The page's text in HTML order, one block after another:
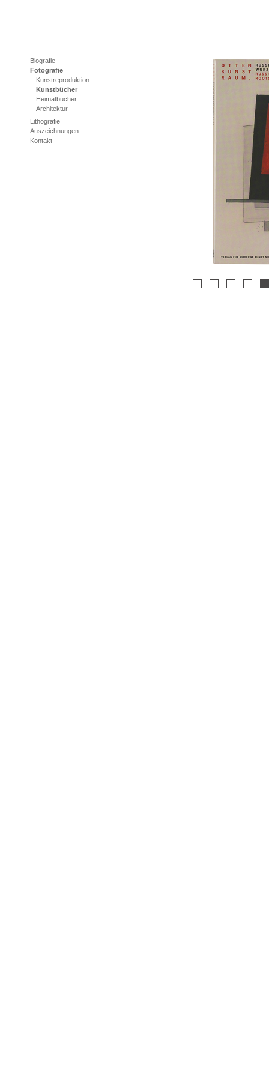
Biografie
Fotografie
Kunstreproduktion
Kunstbücher
Heimatbücher
Architektur
Lithografie
Auszeichnungen
Kontakt